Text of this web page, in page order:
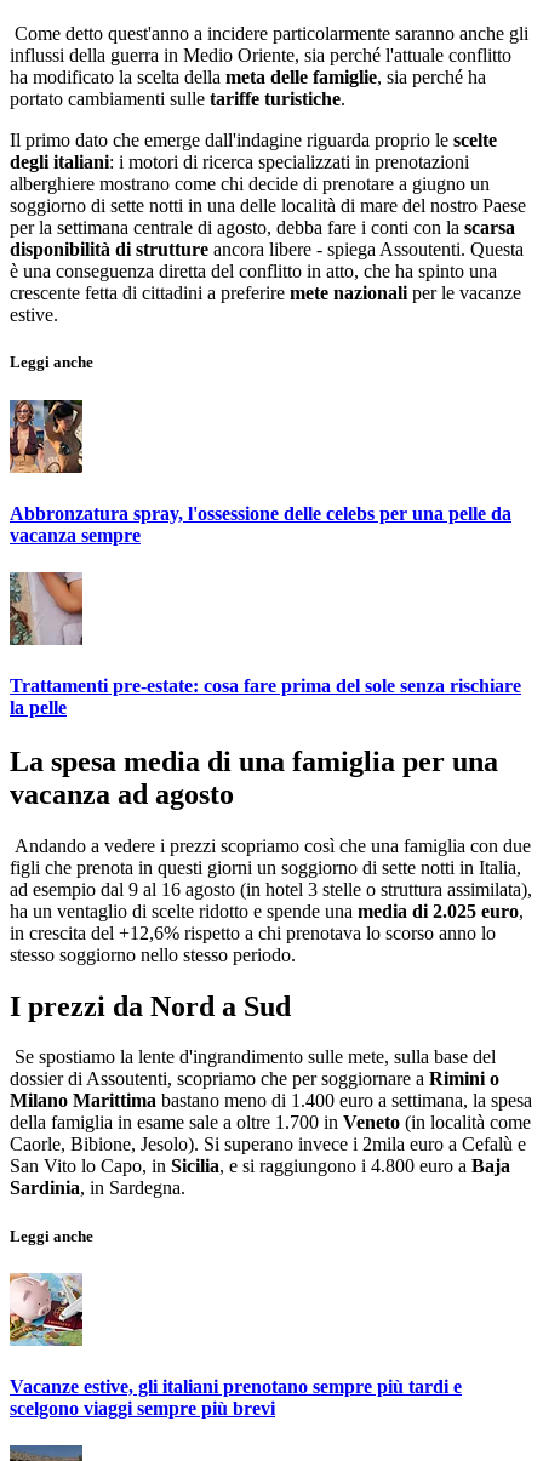
Come detto quest'anno a incidere particolarmente saranno anche gli
influssi della guerra in Medio Oriente, sia perché l'attuale conflitto
ha modificato la scelta della meta delle famiglie, sia perché ha
portato cambiamenti sulle tariffe turistiche.
Il primo dato che emerge dall'indagine riguarda proprio le scelte
degli italiani: i motori di ricerca specializzati in prenotazioni
alberghiere mostrano come chi decide di prenotare a giugno un
soggiorno di sette notti in una delle località di mare del nostro Paese
per la settimana centrale di agosto, debba fare i conti con la scarsa
disponibilità di strutture ancora libere - spiega Assoutenti. Questa
è una conseguenza diretta del conflitto in atto, che ha spinto una
crescente fetta di cittadini a preferire mete nazionali per le vacanze
estive.
Leggi anche
Abbronzatura spray, l'ossessione delle celebs per una pelle da
vacanza sempre
Trattamenti pre-estate: cosa fare prima del sole senza rischiare
la pelle
La spesa media di una famiglia per una
vacanza ad agosto
Andando a vedere i prezzi scopriamo così che una famiglia con due
figli che prenota in questi giorni un soggiorno di sette notti in Italia,
ad esempio dal 9 al 16 agosto (in hotel 3 stelle o struttura assimilata),
ha un ventaglio di scelte ridotto e spende una media di 2.025 euro,
in crescita del +12,6% rispetto a chi prenotava lo scorso anno lo
stesso soggiorno nello stesso periodo.
I prezzi da Nord a Sud
Se spostiamo la lente d'ingrandimento sulle mete, sulla base del
dossier di Assoutenti, scopriamo che per soggiornare a Rimini o
Milano Marittima bastano meno di 1.400 euro a settimana, la spesa
della famiglia in esame sale a oltre 1.700 in Veneto (in località come
Caorle, Bibione, Jesolo). Si superano invece i 2mila euro a Cefalù e
San Vito lo Capo, in Sicilia, e si raggiungono i 4.800 euro a Baja
Sardinia, in Sardegna.
Leggi anche
Vacanze estive, gli italiani prenotano sempre più tardi e
scelgono viaggi sempre più brevi